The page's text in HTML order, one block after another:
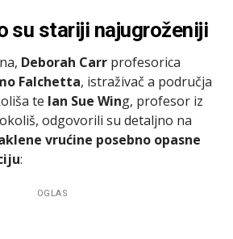
su stariji najugroženiji
Deborah Carrprofesorica
Falchetta, istraživač a područja
te Ian Sue Wing, profesor iz
odgovorili su detaljno na
vrućine posebno opasne
:
OGLAS